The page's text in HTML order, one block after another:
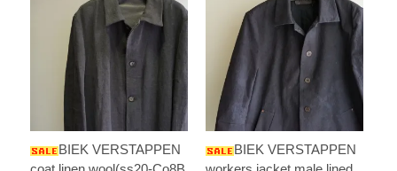
BIEK VERSTAPPEN
BIEK VERSTAPPEN